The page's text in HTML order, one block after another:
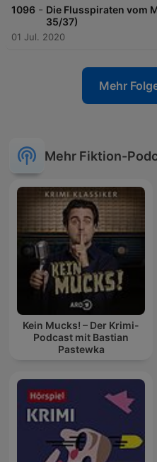
1096 - Die Flusspiraten vom
35/37)
01 Jul. 2020
Mehr
Mehr Fiktion-
Kein Mucks! – Der Krimi-
Podcast mit Bastian
Pastewka